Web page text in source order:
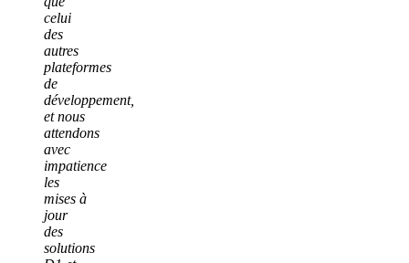
celui
des
autres
plateformes
de
développement,
et nous
attendons
avec
impatience
les
mises à
jour
des
solutions